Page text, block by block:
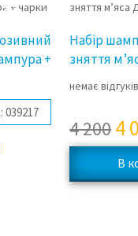
3%
+
039217
Набір
зняття
немає відгуків
4 2004